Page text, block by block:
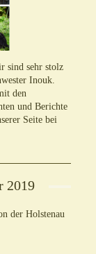
sind sehr stolz
Inouk.
den
und Berichte
Seite bei
2019
der Holstenau